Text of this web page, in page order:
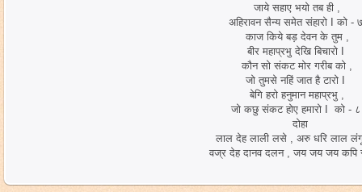
जाये सहाए भयो तब ही ,
अहिरावन सैन्य समेत संहारो I को -
काज किये बड़ देवन के तुम ,
बीर महाप्रभु देखि बिचारो I
कौन सो संकट मोर गरीब को ,
जो तुमसे नहिं जात है टारो I
बेगि हरो हनुमान महाप्रभु ,
जो कछु संकट होए हमारो I को -
दोहा
लाल देह लाली लसे , अरु धरि लाल
वज्र देह दानव दलन , जय जय जय